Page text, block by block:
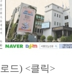
드) <클릭>